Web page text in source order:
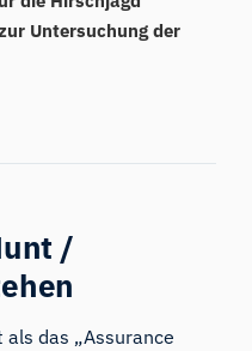
Untersuchung der
/
als das „Assurance